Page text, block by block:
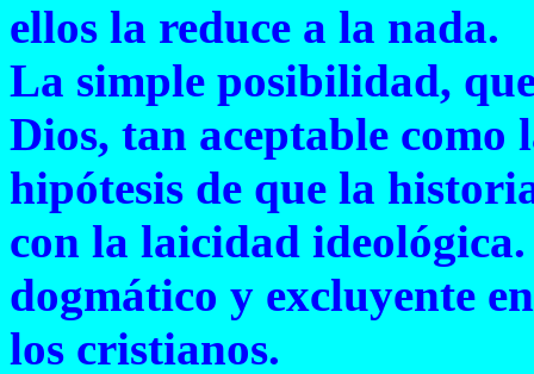
ellos la reduce a la nada.
La simple posibilidad,
Dios, tan aceptable
hipótesis de que la
con la laicidad
dogmático y excluyente
los cristianos.